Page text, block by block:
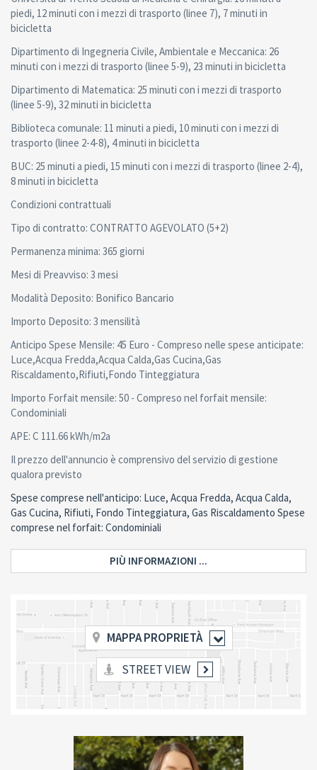
piedi, 12 minuti con i mezzi di trasporto (linee 7), 7 minuti in
bicicletta
Dipartimento di Ingegneria Civile, Ambientale e Meccanica: 26
minuti con i mezzi di trasporto (linee 5-9), 23 minuti in bicicletta
Dipartimento di Matematica: 25 minuti con i mezzi di trasporto
(linee 5-9), 32 minuti in bicicletta
Biblioteca comunale: 11 minuti a piedi, 10 minuti con i mezzi di
trasporto (linee 2-4-8), 4 minuti in bicicletta
BUC: 25 minuti a piedi, 15 minuti con i mezzi di trasporto (linee 2-4),
8 minuti in bicicletta
Condizioni contrattuali
Tipo di contratto: CONTRATTO AGEVOLATO (5+2)
Permanenza minima: 365 giorni
Mesi di Preavviso: 3 mesi
Modalità Deposito: Bonifico Bancario
Importo Deposito: 3 mensilità
Anticipo Spese Mensile: 45 Euro - Compreso nelle spese anticipate:
Luce,Acqua Fredda,Acqua Calda,Gas Cucina,Gas
Riscaldamento,Rifiuti,Fondo Tinteggiatura
Importo Forfait mensile: 50 - Compreso nel forfait mensile:
Condominiali
APE: C 111.66 kWh/m2a
Il prezzo dell'annuncio è comprensivo del servizio di gestione
qualora previsto
Spese comprese nell'anticipo: Luce, Acqua Fredda, Acqua Calda,
Gas Cucina, Rifiuti, Fondo Tinteggiatura, Gas Riscaldamento Spese
comprese nel forfait: Condominiali
PIÙ INFORMAZIONI ...
MAPPA PROPRIETÀ
STREET VIEW